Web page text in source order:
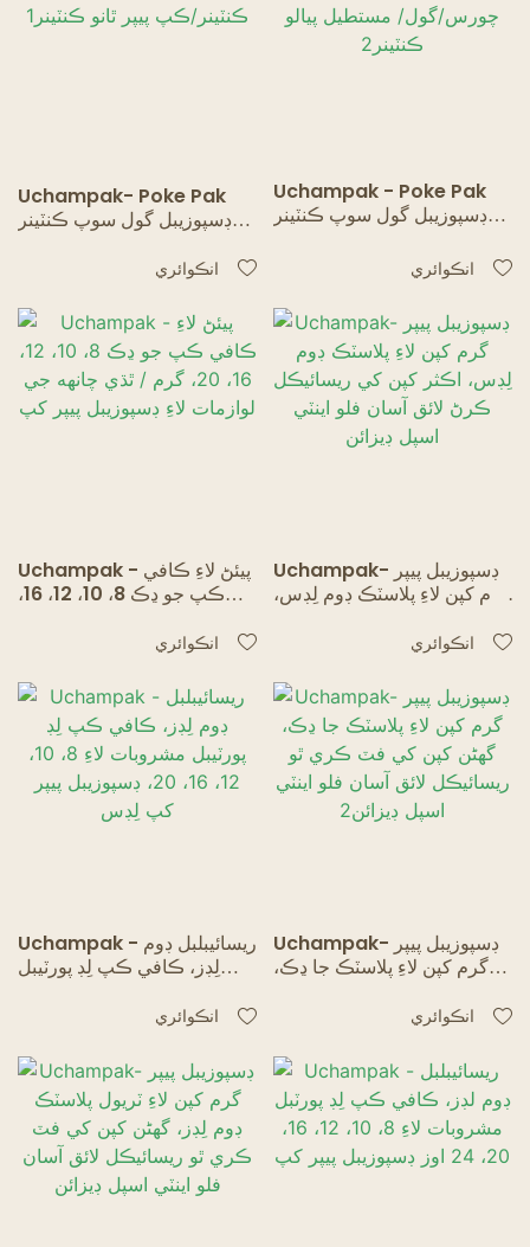
Uchampak- Poke Pak
ڊسپوزيبل گول سوپ ڪنٽينر
ڪنٽينر/ڪپ پيپر ٿانو ڪنٽينر1
انڪوائري
Uchampak - Poke Pak
ڊسپوزيبل گول سوپ ڪنٽينر
چورس/گول/ مستطيل پيالو
انڪوائري
Uchampak - پيئڻ لاءِ ڪافي
ڪپ جو ڍڪ 8، 10، 12، 16،
لوازمات لاءِ ڊسپوزيبل پيپر کپ
انڪوائري
Uchampak- ڊسپوزيبل پيپر
گرم کپن لاءِ پلاسٽڪ ڊوم لِڊس،
لائق آسان فلو اينٽي اسپل
انڪوائري
Uchampak - ريسائيبلبل ڊوم
لِڊز، ڪافي ڪپ لِڊ پورٽيبل
20، ڊسپوزيبل پيپر کپ لِڊسانڪوائري
Uchampak- ڊسپوزيبل پيپر
گرم کپن لاءِ پلاسٽڪ جا ڍڪ،
ريسائيڪل لائق آسان فلو اينٽي
انڪوائري